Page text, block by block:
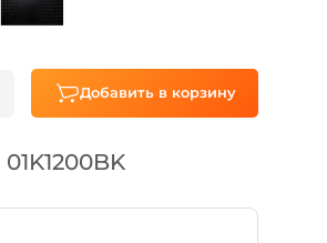
Добавить в корзину